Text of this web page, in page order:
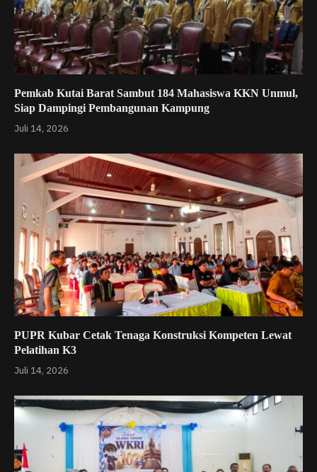
Pemkab Kutai Barat Sambut 184 Mahasiswa KKN Unmul,
Siap Dampingi Pembangunan Kampung
Juli 14, 2026
PUPR Kubar Cetak Tenaga Konstruksi Kompeten Lewat
Pelatihan K3
Juli 14, 2026